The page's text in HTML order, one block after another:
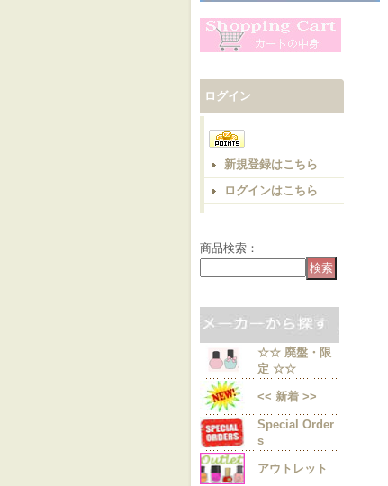
ログイン
新規登録はこちら
ログインはこちら
商品検索：
☆☆ 廃盤・限
定 ☆☆
<< 新着 >>
Special Order
s
アウトレット